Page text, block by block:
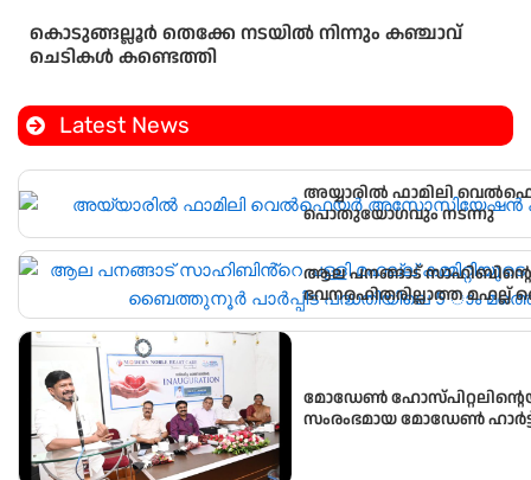
കൊടുങ്ങല്ലൂർ തെക്കേ നടയിൽ നിന്നും കഞ്ചാവ്
ചെടികൾ കണ്ടെത്തി
Latest News
അയ്യാരിൽ ഫാമിലി
പൊതുയോഗവും നടന്നു
ആല പനങ്ങാട് സാഹിബിൻ്റെ
ഭവനരഹിതരില്ലാത്ത മഹല്ല്
വീടിൻ്റെ താക്കോൽ ദാനം
മോഡേൺ
സംരംഭമായ മോഡേൺ ഹാർട്ട്